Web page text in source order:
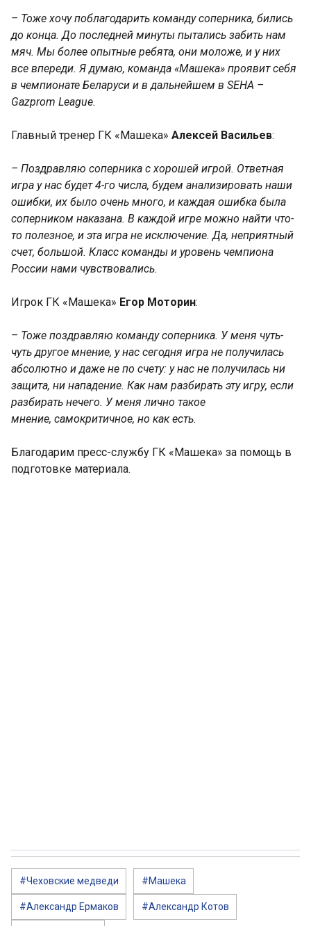
– Тоже хочу поблагодарить команду соперника, бились
до конца. До последней минуты пытались забить нам
мяч. Мы более опытные ребята, они моложе, и у них
все впереди. Я думаю, команда «Машека» проявит себя
в чемпионате Беларуси и в дальнейшем в SEHA –
Gazprom League.
Главный тренер ГК «Машека» Алексей Васильев:
– Поздравляю соперника с хорошей игрой. Ответная
игра у нас будет 4-го числа, будем анализировать наши
ошибки, их было очень много, и каждая ошибка была
соперником наказана. В каждой игре можно найти что-
то полезное, и эта игра не исключение. Да, неприятный
счет, большой. Класс команды и уровень чемпиона
России нами чувствовались.
Игрок ГК «Машека» Егор Моторин:
– Тоже поздравляю команду соперника. У меня чуть-
чуть другое мнение, у нас сегодня игра не получилась
абсолютно и даже не по счету: у нас не получилась ни
защита, ни нападение. Как нам разбирать эту игру, если
разбирать нечего. У меня лично такое
мнение, самокритичное, но как есть.
Благодарим пресс-службу ГК «Машека» за помощь в
подготовке материала.
#Чеховские медведи #Машека
#Александр Ермаков #Александр Котов